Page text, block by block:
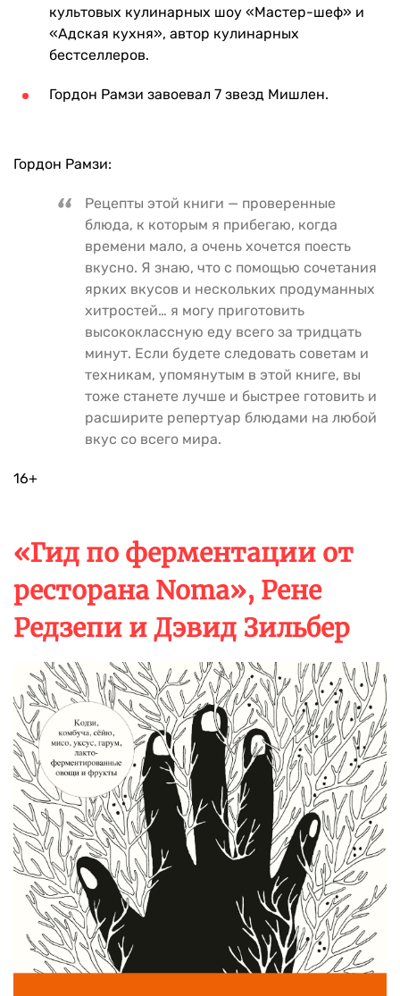
культовых кулинарных шоу «Мастер-шеф» и
«Адская кухня», автор кулинарных
бестселлеров.
Гордон Рамзи завоевал 7 звезд Мишлен.
Гордон Рамзи:
Рецепты этой книги — проверенные
блюда, к которым я прибегаю, когда
времени мало, а очень хочется поесть
вкусно. Я знаю, что с помощью сочетания
ярких вкусов и нескольких продуманных
хитростей… я могу приготовить
высококлассную еду всего за тридцать
минут. Если будете следовать советам и
техникам, упомянутым в этой книге, вы
тоже станете лучше и быстрее готовить и
расширите репертуар блюдами на любой
вкус со всего мира.
16+
«Гид по ферментации от
ресторана Noma», Рене
Редзепи и Дэвид Зильбер